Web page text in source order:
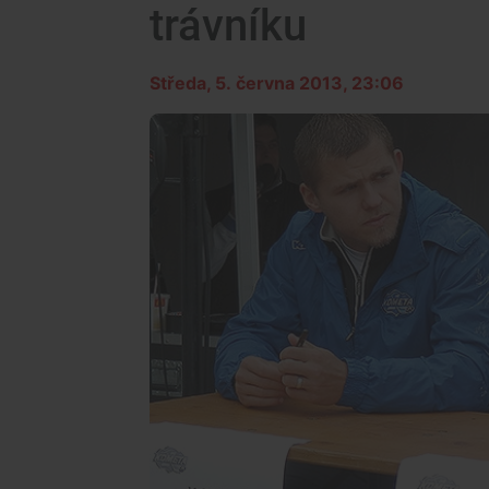
trávníku
Středa, 5. června 2013, 23:06